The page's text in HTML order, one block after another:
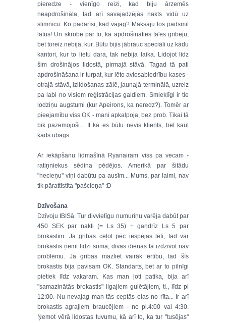
pieredze - vienīgo reizi, kad biju ārzemēs
neapdrošināta, tad arī savajadzējās nakts vidū uz
slimnīcu. Ko padarīsi, kad vajag? Maksāju tos padsmit
latus! Un skrobe par to, ka apdrošināties ta'es gribēju,
bet toreiz nebija, kur. Būtu bijis jābrauc speciāli uz kādu
kantori, kur to lietu dara, tak nebija laika. Lidojot līdz
šim drošinājos lidostā, pirmajā stāvā. Tagad tā pati
apdrošināšana ir turpat, kur lēto aviosabiedrību kases -
otrajā stāvā, izlidošanas zālē, jaunajā terminālā, uzreiz
pa labi no visiem reģistrācijas galdiem. Smieklīgi ir tie
lodziņu augstumi (kur Apeirons, ka neredz?). Tomēr ar
pieejamību viss OK - mani apkalpoja, bez prob. Tikai tā
bik pazemojoši... It kā es būtu nevis klients, bet kaut
kāds ubags...
Ar iekāpšanu lidmašīnā Ryanairam viss pa vecam -
ratiņniekus sēdina pēdējos. Amerikā par šitādu
"necieņu" viņi dabūtu pa ausīm... Mums, par laimi, nav
tik pārattīstīta "pašcieņa" :D
Dzīvošana
Dzīvoju IBISā. Tur divvietīgu numuriņu varēja dabūt par
450 SEK par nakti (= Ls 35) + gandrīz Ls 5 par
brokastīm. Ja gribas ceļot pēc iespējas lēti, tad var
brokastis ņemt līdzi somā, divas dienas tā izdzīvot nav
problēmu. Ja gribas mazliet vairāk ērtību, tad šīs
brokastis bija pavisam OK. Standarts, bet ar to pilnīgi
pietiek līdz vakaram. Kas man ļoti patika, bija arī
"samazinātās brokastis" ilgajiem gulētājiem, ti., līdz pl
12:00. Nu nevajag man tās ceptās olas no rīta... Ir arī
brokastis agrajiem braucējiem - no pl.4:00 vai 4:30.
Ņemot vērā lidostas tuvumu, kā arī to, ka tur "tusējas"